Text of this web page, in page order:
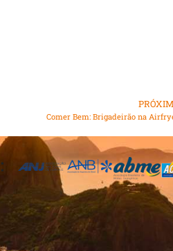
Comer Bem: Brigadeirão na